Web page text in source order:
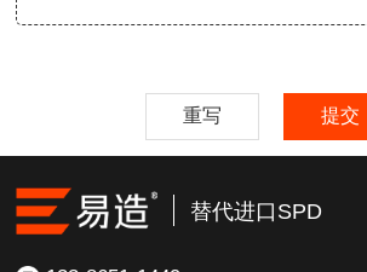
重写 提交
替代进口SPD